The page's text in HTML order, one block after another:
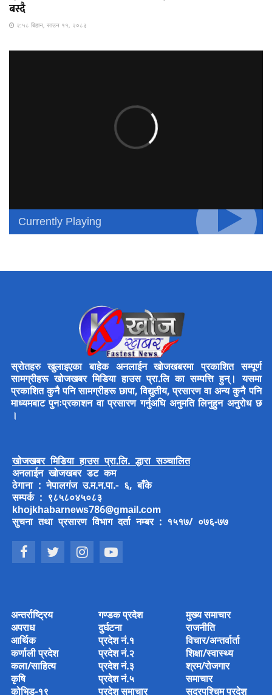
बस्दै
२:५८ बिहान, साउन ११, २०८३
Currently Playing
स्रोतहरु खुलाइएका बाहेक अनलाईन खोजखबरमा प्रकाशित सम्पूर्ण
सामग्रीहरू खोजखबर मिडिया हाउस प्रा.लि का सम्पत्ति हुन्। यसमा
प्रकाशित कुनै पनि सामग्रीहरू छापा, विद्युतीय, प्रसारण वा अन्य कुनै पनि
माध्यमबाट पुनःप्रकाशन वा प्रसारण गर्नुअघि अनुमति लिनुहुन अनुरोध छ
।
खोजखबर मिडिया हाउस प्रा.लि. द्धारा सञ्चालित
अनलाईन खोजखबर डट कम
ठेगाना : नेपालगंज उ.म.न.पा.- ६, बाँके
सम्पर्क : ९८५८०४५०८३
khojkhabarnews786@gmail.com
सुचना तथा प्रसारण विभाग दर्ता नम्बर : १५१७/ ०७६-७७
अन्तर्राष्ट्रिय
अपराध
आर्थिक
कर्णाली प्रदेश
कला/साहित्य
कृषि
गण्डक प्रदेश
दुर्घटना
प्रदेश नं.१
प्रदेश नं.२
प्रदेश नं.३
प्रदेश नं.५
मुख्य समाचार
राजनीति
विचार/अन्तर्वार्ता
शिक्षा/स्वास्थ्य
श्रम/रोजगार
समाचार